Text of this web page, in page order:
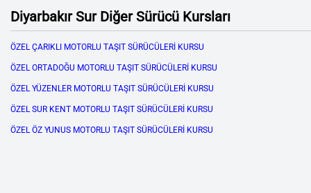
Diyarbakır Sur Diğer Sürücü Kursları
ÖZEL ÇARIKLI MOTORLU TAŞIT SÜRÜCÜLERİ KURSU
ÖZEL ORTADOĞU MOTORLU TAŞIT SÜRÜCÜLERİ KURSU
ÖZEL YÜZENLER MOTORLU TAŞIT SÜRÜCÜLERİ KURSU
ÖZEL SUR KENT MOTORLU TAŞIT SÜRÜCÜLERİ KURSU
ÖZEL ÖZ YUNUS MOTORLU TAŞIT SÜRÜCÜLERİ KURSU